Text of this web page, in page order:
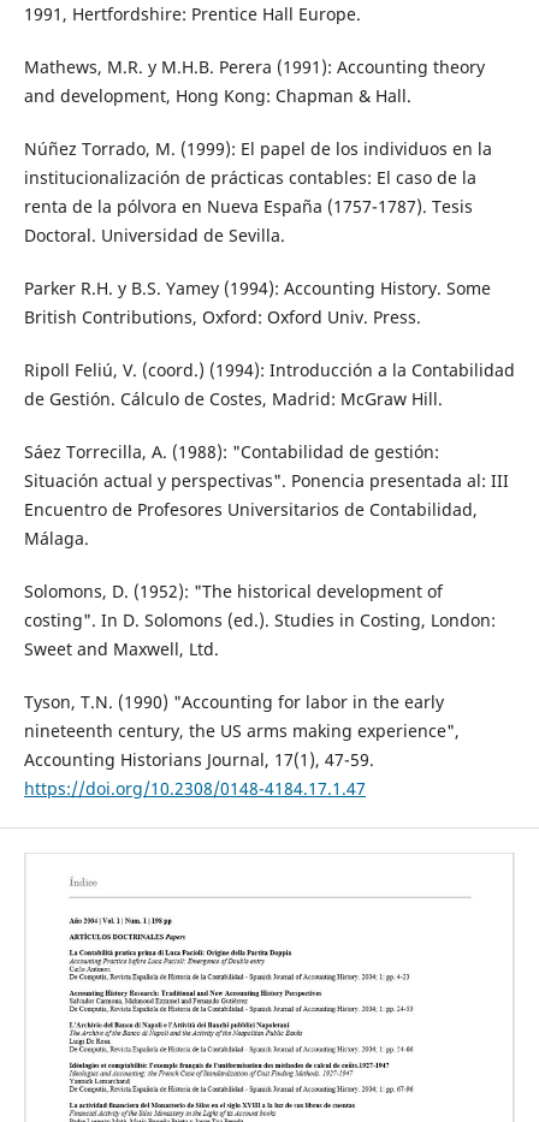
1991, Hertfordshire: Prentice Hall Europe.
Mathews, M.R. y M.H.B. Perera (1991): Accounting theory
and development, Hong Kong: Chapman & Hall.
Núñez Torrado, M. (1999): El papel de los individuos en la
institucionalización de prácticas contables: El caso de la
renta de la pólvora en Nueva España (1757-1787). Tesis
Doctoral. Universidad de Sevilla.
Parker R.H. y B.S. Yamey (1994): Accounting History. Some
British Contributions, Oxford: Oxford Univ. Press.
Ripoll Feliú, V. (coord.) (1994): Introducción a la Contabilidad
de Gestión. Cálculo de Costes, Madrid: McGraw Hill.
Sáez Torrecilla, A. (1988): "Contabilidad de gestión:
Situación actual y perspectivas". Ponencia presentada al: III
Encuentro de Profesores Universitarios de Contabilidad,
Málaga.
Solomons, D. (1952): "The historical development of
costing". In D. Solomons (ed.). Studies in Costing, London:
Sweet and Maxwell, Ltd.
Tyson, T.N. (1990) "Accounting for labor in the early
nineteenth century, the US arms making experience",
Accounting Historians Journal, 17(1), 47-59.
https://doi.org/10.2308/0148-4184.17.1.47